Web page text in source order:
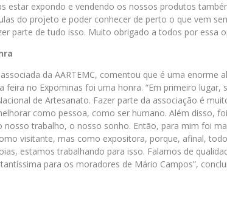
estar expondo e vendendo os nossos produtos
do projeto e poder conhecer de perto o que vem
parte de tudo isso. Muito obrigado a todos por essa
da AARTEMC, comentou que é uma enorme
feira no Expominas foi uma honra. “Em primeiro lugar,
de Artesanato. Fazer parte da associação é
como pessoa, como ser humano. Além disso,
nosso trabalho, o nosso sonho. Então, para mim foi
visitante, mas como expositora, porque, afinal,
estamos trabalhando para isso. Falamos de
para os moradores de Mário Campos”,